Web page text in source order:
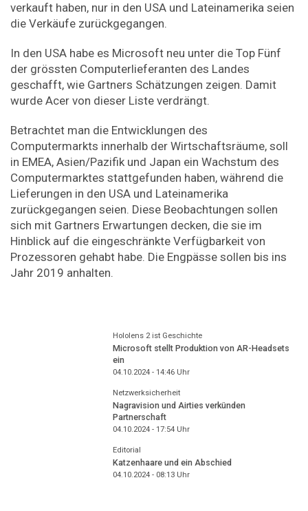
verkauft haben, nur in den USA und Lateinamerika seien
die Verkäufe zurückgegangen.
In den USA habe es Microsoft neu unter die Top Fünf
der grössten Computerlieferanten des Landes
geschafft, wie Gartners Schätzungen zeigen. Damit
wurde Acer von dieser Liste verdrängt.
Betrachtet man die Entwicklungen des
Computermarkts innerhalb der Wirtschaftsräume, soll
in EMEA, Asien/Pazifik und Japan ein Wachstum des
Computermarktes stattgefunden haben, während die
Lieferungen in den USA und Lateinamerika
zurückgegangen seien. Diese Beobachtungen sollen
sich mit Gartners Erwartungen decken, die sie im
Hinblick auf die eingeschränkte Verfügbarkeit von
Prozessoren gehabt habe. Die Engpässe sollen bis ins
Jahr 2019 anhalten.
Hololens 2 ist Geschichte
Microsoft stellt Produktion von AR-Headsets
ein
04.10.2024 - 14:46Uhr
Netzwerksicherheit
Nagravision und Airties verkünden
Partnerschaft
04.10.2024 - 17:54Uhr
Editorial
Katzenhaare und ein Abschied
04.10.2024 - 08:13Uhr